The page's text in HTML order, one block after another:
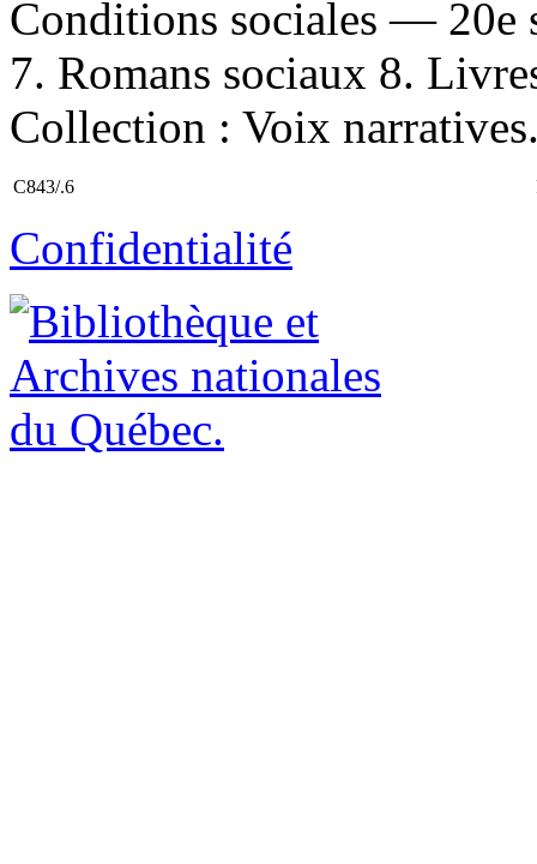
Conditions sociales — 20e
7. Romans sociaux 8.
Collection : Voix
C843/.6
Confidentialité